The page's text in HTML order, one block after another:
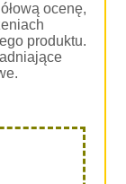
ocenę,
produktu.